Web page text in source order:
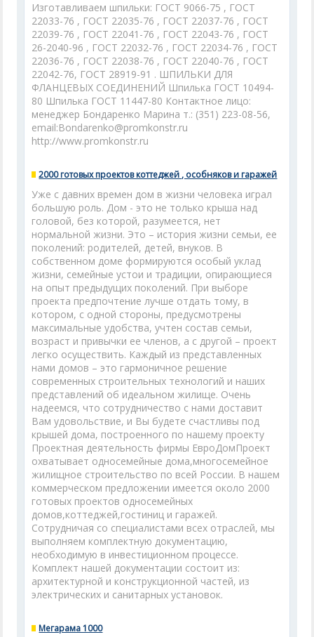
Изготавливаем шпильки: ГОСТ 9066-75 , ГОСТ
22033-76 , ГОСТ 22035-76 , ГОСТ 22037-76 , ГОСТ
22039-76 , ГОСТ 22041-76 , ГОСТ 22043-76 , ГОСТ
26-2040-96 , ГОСТ 22032-76 , ГОСТ 22034-76 , ГОСТ
22036-76 , ГОСТ 22038-76 , ГОСТ 22040-76 , ГОСТ
22042-76, ГОСТ 28919-91 . ШПИЛЬКИ ДЛЯ
ФЛАНЦЕВЫХ СОЕДИНЕНИЙ Шпилька ГОСТ 10494-
80 Шпилька ГОСТ 11447-80 Контактное лицо:
менеджер Бондаренко Марина т.: (351) 223-08-56,
email:Bondarenko@promkonstr.ru
http://www.promkonstr.ru
2000 готовых проектов коттеджей , особняков и гаражей
Уже с давних времен дом в жизни человека играл
большую роль. Дом - это не только крыша над
головой, без которой, разумеется, нет
нормальной жизни. Это – история жизни семьи, ее
поколений: родителей, детей, внуков. В
собственном доме формируются особый уклад
жизни, семейные устои и традиции, опирающиеся
на опыт предыдущих поколений. При выборе
проекта предпочтение лучше отдать тому, в
котором, с одной стороны, предусмотрены
максимальные удобства, учтен состав семьи,
возраст и привычки ее членов, а с другой – проект
легко осуществить. Каждый из представленных
нами домов – это гармоничное решение
современных строительных технологий и наших
представлений об идеальном жилище. Очень
надеемся, что сотрудничество с нами доставит
Вам удовольствие, и Вы будете счастливы под
крышей дома, построенного по нашему проекту
Проектная деятельность фирмы ЕвроДомПроект
охватывает односемейные дома,многосемейное
жилищное строительство по всей России. В нашем
коммерческом предложении имеется около 2000
готовых проектов односемейных
домов,коттеджей,гостиниц и гаражей.
Сотрудничая со специалистами всех отраслей, мы
выполняем комплектную документацию,
необходимую в инвестиционном процессе.
Комплект нашей документации состоит из:
архитектурной и конструкционной частей, из
электрических и санитарных установок.
Мегарама 1000